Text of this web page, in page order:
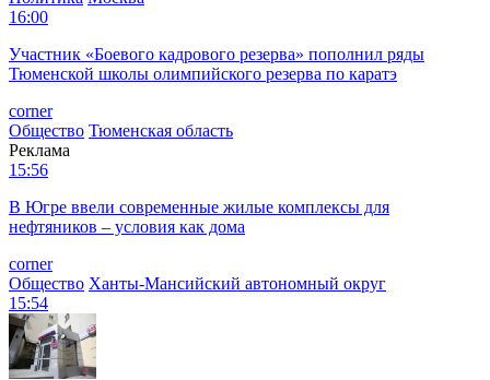
16:00
Участник «Боевого кадрового резерва» пополнил ряды
Тюменской школы олимпийского резерва по каратэ
corner
Общество Тюменская область
Реклама
15:56
В Югре ввели современные жилые комплексы для
нефтяников – условия как дома
corner
Общество Ханты-Мансийский автономный округ
15:54